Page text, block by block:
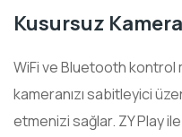
Kusursuz
WiFi ve Bluetooth kontrol
kameranızı sabitleyici
etmenizi sağlar. ZY Play